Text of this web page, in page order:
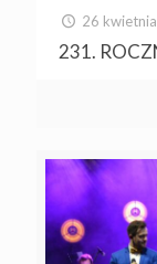
26
231.